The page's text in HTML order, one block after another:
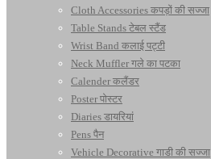
Cloth Accessories कपड़ों की सज्जा
Table Stands टेबल स्टैंड
Wrist Band कलाई पट्टी
Neck Muffler गले का पटका
Calender कलैंडर
Poster पोस्टर
Diaries डायरियां
Pens पैन
Vehicle Decorative गाडी की सज्जा